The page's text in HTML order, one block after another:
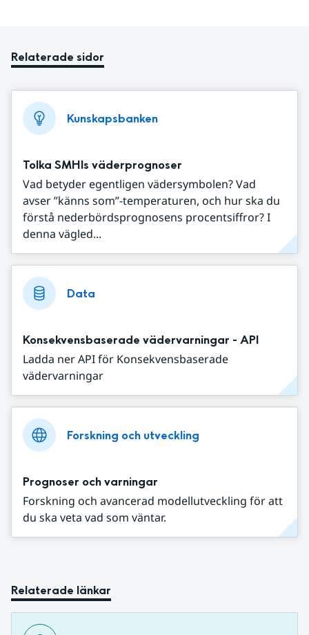
Relaterade sidor
Kunskapsbanken
Tolka SMHIs väderprognoser
Vad betyder egentligen vädersymbolen? Vad
avser ”känns som”-temperaturen, och hur ska du
förstå nederbördsprognosens procentsiffror? I
denna vägled...
Data
Konsekvensbaserade vädervarningar - API
Ladda ner API för Konsekvensbaserade
vädervarningar
Forskning och utveckling
Prognoser och varningar
Forskning och avancerad modellutveckling för att
du ska veta vad som väntar.
Relaterade länkar